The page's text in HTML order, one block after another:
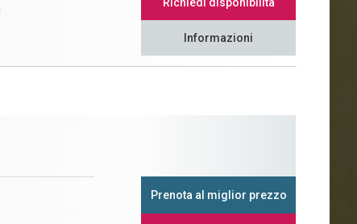
Richiedi disponibilità
Informazioni
Prenota al miglior prezzo